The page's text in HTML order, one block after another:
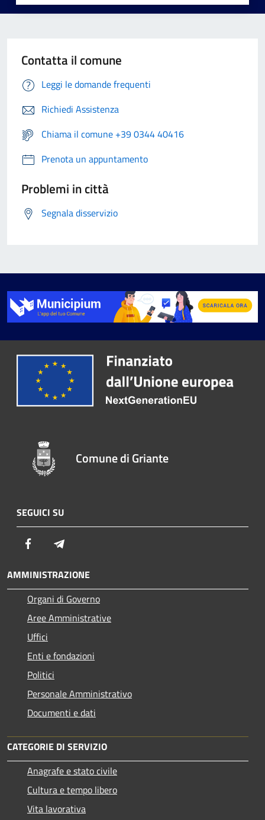
Contatta il comune
Leggi le domande frequenti
Richiedi Assistenza
Chiama il comune +39 0344 40416
Prenota un appuntamento
Problemi in città
Segnala disservizio
Comune di Griante
SEGUICI SU
Facebook
AMMINISTRAZIONE
Organi di Governo
Aree Amministrative
Uffici
Enti e fondazioni
Politici
Personale Amministrativo
Documenti e dati
CATEGORIE DI SERVIZIO
Anagrafe e stato civile
Cultura e tempo libero
Vita lavorativa